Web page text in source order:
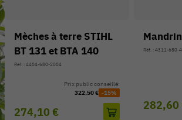
Mèches à terre STIHL
BT 131 et BTA 140
Réf. : 4404-680-2004
274,10 €
Prix public conseillé:
322,50 € -15%
Réf. : 4311-680-
282,60